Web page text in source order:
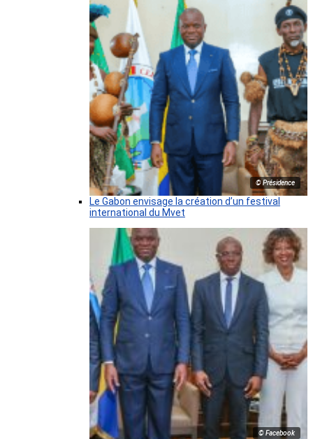
© Présidence
Le Gabon envisage la création d’un festival
international du Mvet
© Facebook